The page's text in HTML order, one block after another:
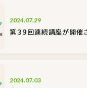
2024.07.29
第３９回連続講座が開催
2024.07.03